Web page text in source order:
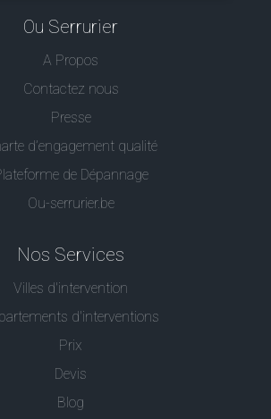
Ou Serrurier
A Propos
Contactez nous
Presse
d’engagement qualité
de Dépannage
Ou-serrurier.be
Nos Services
Villes d'intervention
d'interventions
Prix
Devis
Blog